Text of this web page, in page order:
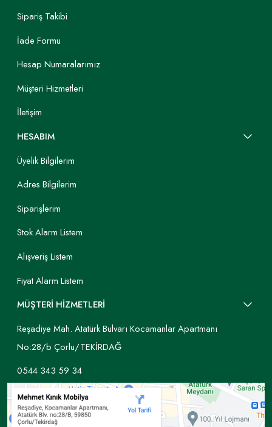
Sipariş Takibi
İade Formu
Hesap Numaralarımız
Müşteri Hizmetleri
İletişim
HESABIM
Üyelik Bilgilerim
Adres Bilgilerim
Siparişlerim
Stok Alarm Listem
Alışveriş Listem
Fiyat Alarm Listem
MÜŞTERİ HİZMETLERİ
Reşadiye Mah. Atatürk Bulvarı Kocamanlar Apartmanı
No:28/b Çorlu/TEKİRDAĞ
0544 343 59 34